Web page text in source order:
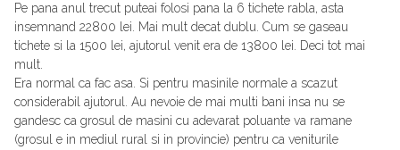
Pe pana anul trecut puteai folosi pana la 6 tichete rabla, asta
insemnand 22800 lei. Mai mult decat dublu. Cum se gaseau
tichete si la 1500 lei, ajutorul venit era de 13800 lei. Deci tot mai
mult.
Era normal ca fac asa. Si pentru masinile normale a scazut
considerabil ajutorul. Au nevoie de mai multi bani insa nu se
gandesc ca grosul de masini cu adevarat poluante va ramane
(grosul e in mediul rural si in provincie) pentru ca veniturile